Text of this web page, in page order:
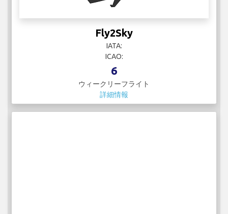
Fly2Sky
IATA:
ICAO:
6
ウィークリーフライト
詳細情報